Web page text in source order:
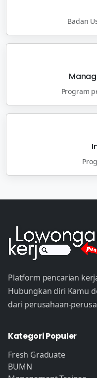
Badan
Program
Platform pencarian
Hubungkan diri Kamu
dari perusahaan-
Kategori Populer
Fresh Graduate
BUMN